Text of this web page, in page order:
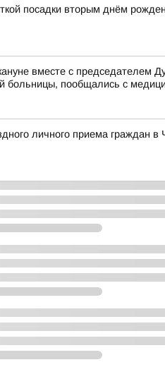
посадки вторым днём
вместе с председателем
больницы, пообщались с
личного приема граждан в